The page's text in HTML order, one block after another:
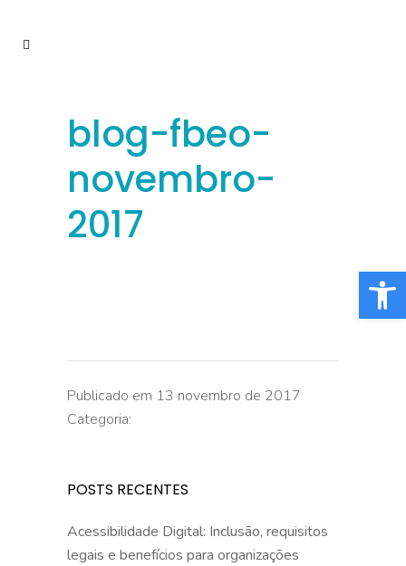
blog-fbeo-
novembro-
2017
Publicado em 13 novembro de 2017
Categoria:
POSTS RECENTES
Acessibilidade Digital: Inclusão, requisitos
legais e benefícios para organizações
Barra de